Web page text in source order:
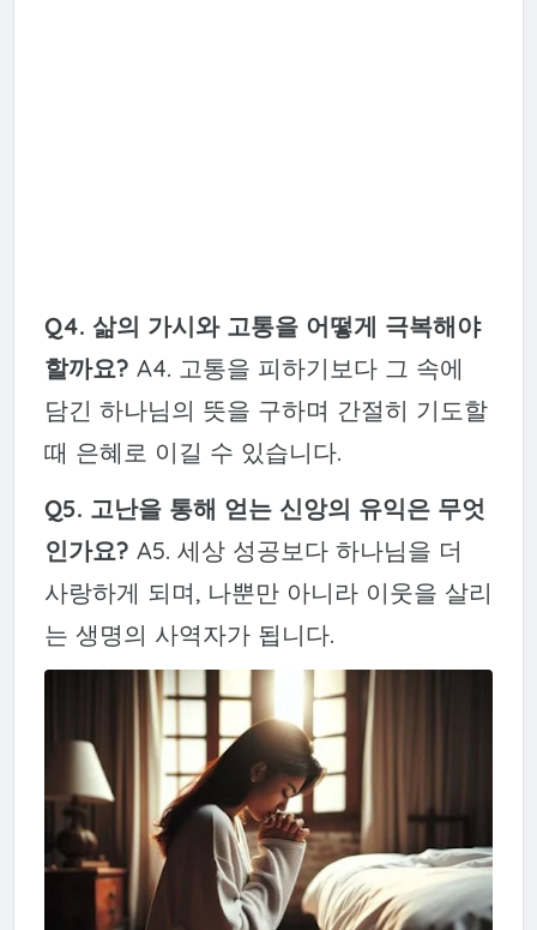
Q4. 삶의 가시와 고통을 어떻게 극복해야
할까요? A4. 고통을 피하기보다 그 속에
담긴 하나님의 뜻을 구하며 간절히 기도할
때 은혜로 이길 수 있습니다.
Q5. 고난을 통해 얻는 신앙의 유익은 무엇
인가요? A5. 세상 성공보다 하나님을 더
사랑하게 되며, 나뿐만 아니라 이웃을 살리
는 생명의 사역자가 됩니다.